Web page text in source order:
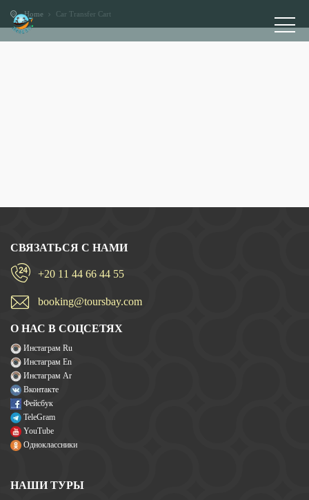
Home Car Transfer Cart
СВЯЗАТЬСЯ С НАМИ
+20 11 44 66 44 55
booking@toursbay.com
О НАС В СОЦСЕТЯХ
Инстаграм Ru
Инстаграм En
Инстаграм Ar
Вконтакте
Фейсбук
TeleGram
YouTube
Одноклассники
НАШИ ТУРЫ